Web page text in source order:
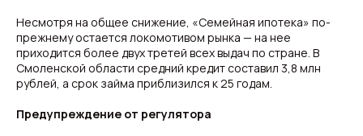
Несмотря на общее снижение, «Семейная ипотека» по-
прежнему остается локомотивом рынка — на нее
приходится более двух третей всех выдач по стране. В
Смоленской области средний кредит составил 3,8 млн
рублей, а срок займа приблизился к 25 годам.
Предупреждение от регулятора